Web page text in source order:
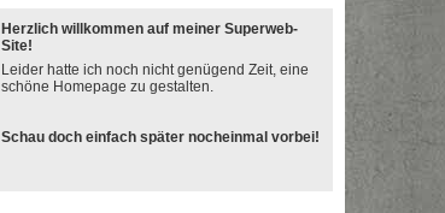
Herzlich willkommen auf meiner Superweb-
Site!
Leider hatte ich noch nicht genügend Zeit, eine
schöne Homepage zu gestalten.
Schau doch einfach später nocheinmal vorbei!